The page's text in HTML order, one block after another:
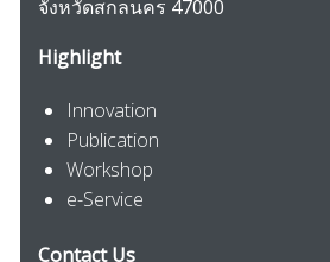
จังหวัดสกลนคร 47000
Highlight
Innovation
Publication
Workshop
e-Service
Contact Us